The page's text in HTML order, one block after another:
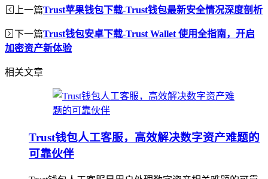
上一篇Trust苹果钱包下载-Trust钱包最新安全情况深度剖析
下一篇Trust钱包安卓下载-Trust Wallet 使用全指南，开启
加密资产新体验
相关文章
Trust钱包人工客服，高效解决数字资产难题的
可靠伙伴